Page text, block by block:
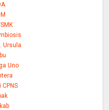
Ursula
Uno
CPNS